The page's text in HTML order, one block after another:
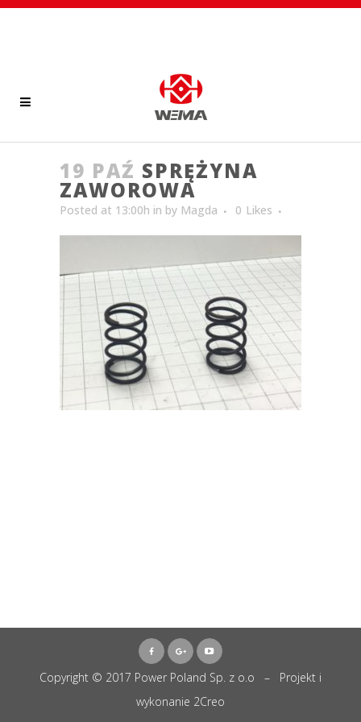
19 PAŹ SPRĘŻYNA
ZAWOROWA
Posted at 13:00h in by Magda 0 Likes
Copyright © 2017 Power Poland Sp. z o.o – Projekt i
wykonanie 2Creo